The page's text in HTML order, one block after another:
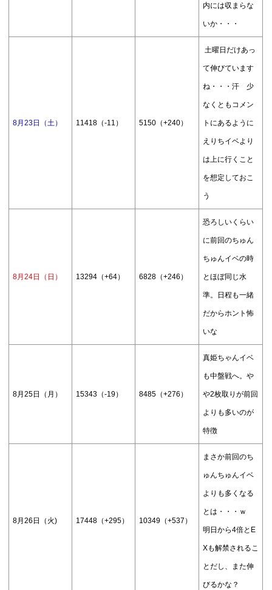
内には収まらな
いか・・・
8月23日（土） 11418（-11） 5150（+240）
土曜日だけあっ
て伸びています
ね・・・汗 少
なくともコメン
トにあるように
えりちイベより
は上に行くこと
を想定しておこ
う
8月24日（日） 13294（+64） 6828（+246）
恐ろしいくらい
に前回のちゅん
ちゅんイベの時
とほぼ同じ水
準。日程も一緒
だからホント怖
いな
8月25日（月） 15343（-19） 8485（+276）
真姫ちゃんイベ
も中盤戦へ。や
や2枚取りが前回
よりも多いのが
特徴
8月26日（火) 17448（+295） 10349（+537）
まさか前回のち
ゅんちゅんイベ
よりも多くなる
とは・・・ｗ
明日から4倍とE
Xも解禁されるこ
とだし、また伸
びるかな？